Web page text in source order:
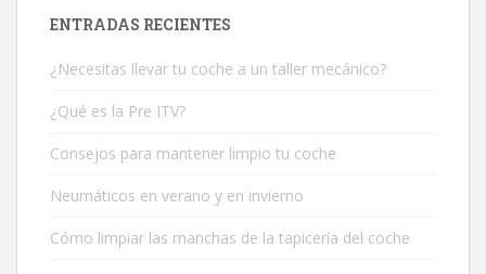
ENTRADAS RECIENTES
¿Necesitas llevar tu coche a un taller mecánico?
¿Qué es la Pre ITV?
Consejos para mantener limpio tu coche
Neumáticos en verano y en invierno
Cómo limpiar las manchas de la tapicería del coche